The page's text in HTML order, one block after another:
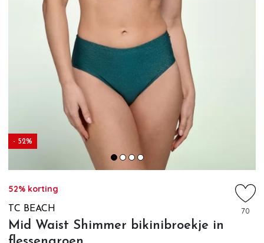
- 52%
52% korting
TC BEACH
Mid Waist Shimmer bikinibroekje in
70